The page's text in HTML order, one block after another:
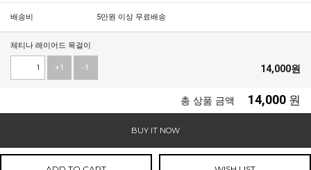
배송비 5만원 이상 무료배송
체티나 레이어드 목걸이
+1 -1 14,000원
총 상품 금액 14,000 원
BUY IT NOW